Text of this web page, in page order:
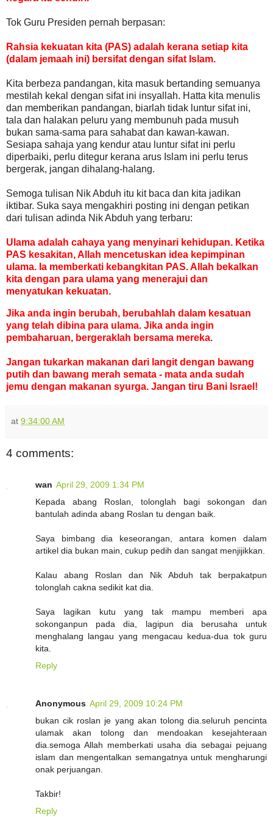
Tok Guru Presiden pernah berpasan:
Rahsia kekuatan kita (PAS) adalah kerana setiap kita
(dalam jemaah ini) bersifat dengan sifat Islam.
Kita berbeza pandangan, kita masuk bertanding semuanya
mestilah kekal dengan sifat ini insyallah. Hatta kita menulis
dan memberikan pandangan, biarlah tidak luntur sifat ini,
tala dan halakan peluru yang membunuh pada musuh
bukan sama-sama para sahabat dan kawan-kawan.
Sesiapa sahaja yang kendur atau luntur sifat ini perlu
diperbaiki, perlu ditegur kerana arus Islam ini perlu terus
bergerak, jangan dihalang-halang.
Semoga tulisan Nik Abduh itu kit baca dan kita jadikan
iktibar. Suka saya mengakhiri posting ini dengan petikan
dari tulisan adinda Nik Abduh yang terbaru:
Ulama adalah cahaya yang menyinari kehidupan. Ketika
PAS kesakitan, Allah mencetuskan idea kepimpinan
ulama. Ia memberkati kebangkitan PAS. Allah bekalkan
kita dengan para ulama yang menerajui dan
menyatukan kekuatan.
Jika anda ingin berubah, berubahlah dalam kesatuan
yang telah dibina para ulama. Jika anda ingin
pembaharuan, bergeraklah bersama mereka.
Jangan tukarkan makanan dari langit dengan bawang
putih dan bawang merah semata - mata anda sudah
jemu dengan makanan syurga. Jangan tiru Bani Israel!
at 9:34:00 AM
4 comments:
wan April 29, 2009 1:34 PM
Kepada abang Roslan, tolonglah bagi sokongan dan
bantulah adinda abang Roslan tu dengan baik.
Saya bimbang dia keseorangan, antara komen dalam
artikel dia bukan main, cukup pedih dan sangat menjijikkan.
Kalau abang Roslan dan Nik Abduh tak berpakatpun
tolonglah cakna sedikit kat dia.
Saya lagikan kutu yang tak mampu memberi apa
sokonganpun pada dia, lagipun dia berusaha untuk
menghalang langau yang mengacau kedua-dua tok guru
kita.
Reply
Anonymous April 29, 2009 10:24 PM
bukan cik roslan je yang akan tolong dia.seluruh pencinta
ulamak akan tolong dan mendoakan kesejahteraan
dia.semoga Allah memberkati usaha dia sebagai pejuang
islam dan mengentalkan semangatnya untuk mengharungi
onak perjuangan.
Takbir!
Reply